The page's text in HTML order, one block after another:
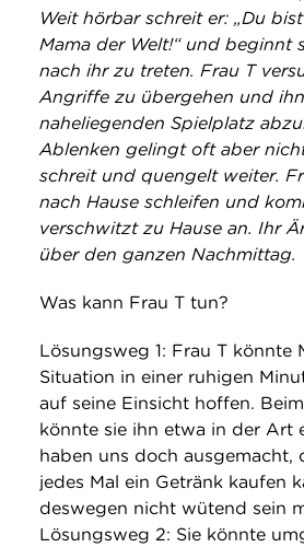
Weit hörbar schreit er: „Du
Mama der Welt!“ und beginnt
nach ihr zu treten. Frau T
Angriffe zu übergehen und
naheliegenden Spielplatz
Ablenken gelingt oft aber
schreit und quengelt weiter.
nach Hause schleifen und
verschwitzt zu Hause an. Ihr
über den ganzen Nachmittag.
Was kann Frau T tun?
Lösungsweg 1: Frau T könnte
Situation in einer ruhigen
auf seine Einsicht hoffen.
könnte sie ihn etwa in der Art
haben uns doch ausgemacht,
jedes Mal ein Getränk kaufen
deswegen nicht wütend sein
Lösungsweg 2: Sie könnte